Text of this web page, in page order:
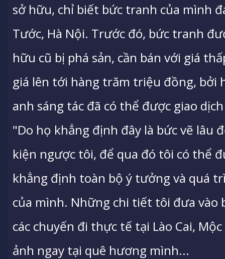
sở hữu, chỉ biết bức tranh của mình
Tước, Hà Nội. Trước đó, bức tranh
hữu cũ bị phá sản, cần bán với giá
giá lên tới hàng trăm triệu đồng, bởi
anh sáng tác đã có thể được giao
"Do họ khẳng định đây là bức vẽ lâu
kiện ngược tôi, để qua đó tôi có thể
khẳng định toàn bộ ý tưởng và quá
của mình. Những chi tiết tôi đưa vào
các chuyến đi thực tế tại Lào Cai,
ảnh ngay tại quê hương mình...